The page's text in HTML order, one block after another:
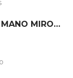
MOISÉS PARA MUÑECAS HECHO A MANO MIROOMI